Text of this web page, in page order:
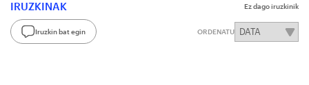
IRUZKINAK Ez dago iruzkinik
Iruzkin bat egin ORDENATU